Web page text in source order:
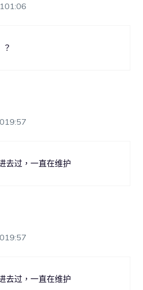
去过，一直在维护
去过，一直在维护